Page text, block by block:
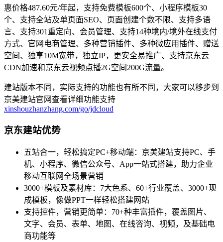
惠价格487.60元/年起，支持免费模板600个、小程序模板30
个、支持全站及单页面SEO、页面创建个数不限、支持多语
言、支持301重定向、会员管理、支持14种境内/境外在线支付
方式、官网电商管理、多种营销插件、多种微应用插件、赠送
空间、独享10M宽带，独立IP，更安全易推广、支持京东云
CDN加速和京东云视频点播2G空间200G流量。
建站版本不同，实际支持的功能也有所不同，大家可以移步到
京美建站官网查看详细功能支持
xinshouzhanzhang.com/go/jdcloud
京东建站优势
五站合一，轻松搞定PC+移动端：京美建站支持PC、手
机、小程序、微信公众号、App一站式搭建，助力企业
移动互联网全场景营销
3000+模板及素材库：7大色系、60+行业覆盖、3000+现
成模板，像做PPT一样轻松搭建网站
支持控件，营销更简单：70+种丰富插件，覆盖图片、
文字、会员、表单、地图、在线咨询、视频，及基础电
商功能等